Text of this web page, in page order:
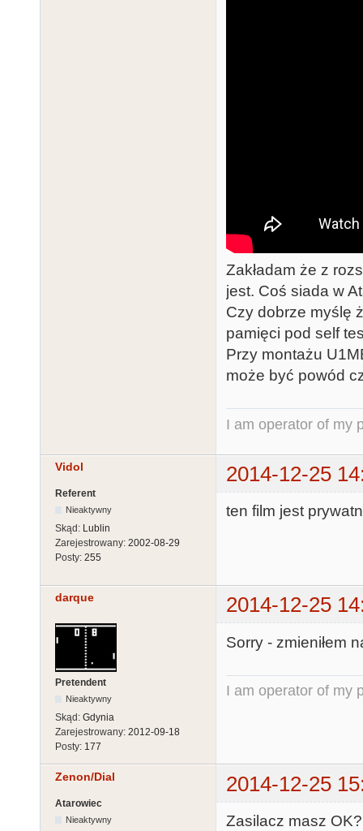
Zakładam że z
jest. Coś siada w
Czy dobrze myślę
pamięci pod self
Przy montażu
może być powód
I am operator of my
Vidol 2014-12-25
Referent
Nieaktywny
Skąd: Lublin
Zarejestrowany: 2002-08-29
Posty: 255
ten film jest
darque 2014-12-25
Pretendent
Nieaktywny
Skąd: Gdynia
Zarejestrowany: 2012-09-18
Posty: 177
Sorry - zmieniłem
I am operator of my
Zenon/Dial 2014-12-25
Atarowiec
Nieaktywny
Zasilacz masz